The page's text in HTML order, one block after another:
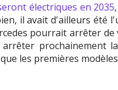
électriques en 2035
il avait d'ailleurs été
pourrait arrêter de
prochainement
les premières